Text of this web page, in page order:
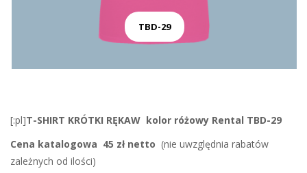
TBD-29
[:pl]T-SHIRT KRÓTKI RĘKAW kolor różowy Rental TBD-29
Cena katalogowa 45 zł netto (nie uwzględnia rabatów
zależnych od ilości)